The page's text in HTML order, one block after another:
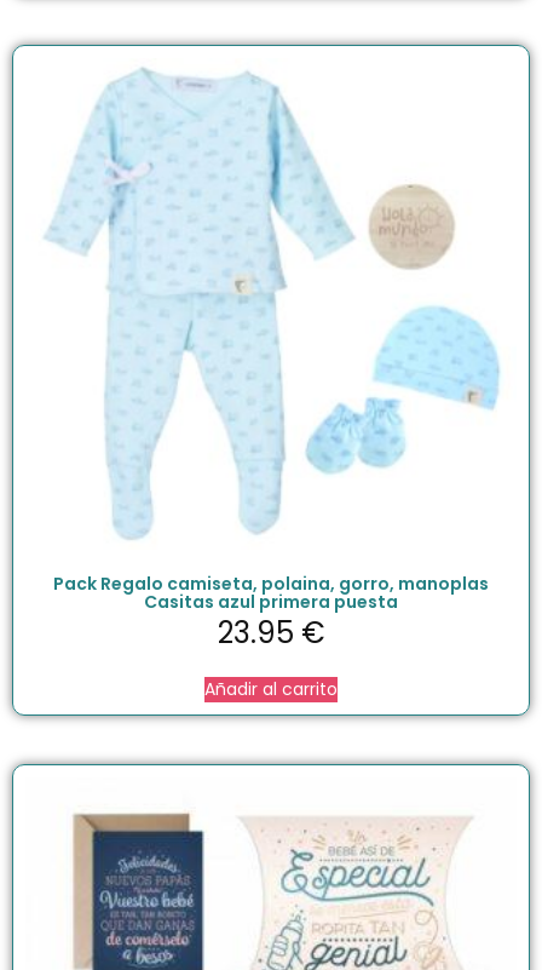
Pack Regalo camiseta, polaina, gorro, manoplas
Casitas azul primera puesta
23.95 €
Añadir al carrito